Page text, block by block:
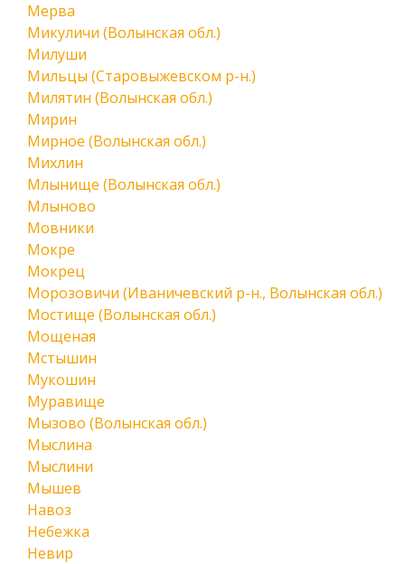
Мерва
Микуличи (Волынская обл.)
Милуши
Мильцы (Старовыжевском р-н.)
Милятин (Волынская обл.)
Мирин
Мирное (Волынская обл.)
Михлин
Млынище (Волынская обл.)
Млыново
Мовники
Мокре
Мокрец
Морозовичи (Иваничевский р-н., Волынская обл.)
Мостище (Волынская обл.)
Мощеная
Мстышин
Мукошин
Муравище
Мызово (Волынская обл.)
Мыслина
Мыслини
Мышев
Навоз
Небежка
Невир